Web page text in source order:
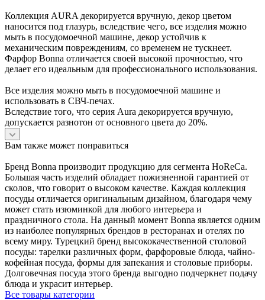
Коллекция AURA декорируется вручную, декор цветом
наносится под глазурь, вследствие чего, все изделия можно
мыть в посудомоечной машине, декор устойчив к
механическим повреждениям, со временем не тускнеет.
Фарфор Bonna отличается своей высокой прочностью, что
делает его идеальным для профессионального использования.
Все изделия можно мыть в посудомоечной машине и
использовать в СВЧ-печах.
Вследствие того, что серия Aura декорируется вручную,
допускается разнотон от основного цвета до 20%.
Вам также может понравиться
Бренд Bonna производит продукцию для сегмента HoReCa.
Большая часть изделий обладает пожизненной гарантией от
сколов, что говорит о высоком качестве. Каждая коллекция
посуды отличается оригинальным дизайном, благодаря чему
может стать изюминкой для любого интерьера и
праздничного стола. На данный момент Bonna является одним
из наиболее популярных брендов в ресторанах и отелях по
всему миру. Турецкий бренд высококачественной столовой
посуды: тарелки различных форм, фарфоровые блюда, чайно-
кофейная посуда, формы для запекания и столовые приборы.
Долговечная посуда этого бренда выгодно подчеркнет подачу
блюда и украсит интерьер.
Все товары категории